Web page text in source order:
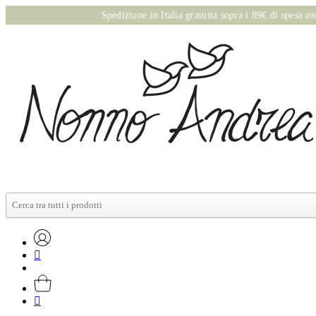
Spedizione in Italia gratuita sopra i 89€ di spesa online